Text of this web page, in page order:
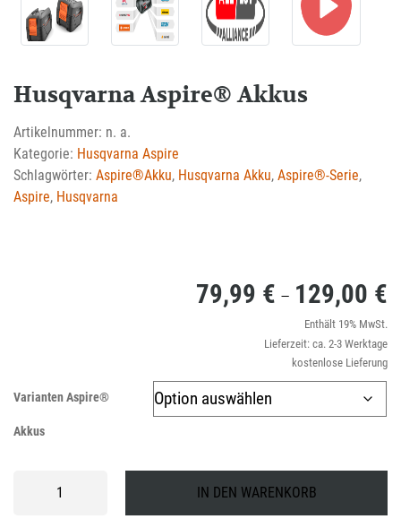
Husqvarna Aspire® Akkus
Artikelnummer: n. a.
Kategorie: Husqvarna Aspire
Schlagwörter: Aspire®Akku, Husqvarna Akku, Aspire®-Serie,
Aspire, Husqvarna
79,99 € – 129,00 €
Enthält 19% MwSt.
Lieferzeit: ca. 2-3 Werktage
kostenlose Lieferung
Varianten Aspire®
Akkus
IN DEN WARENKORB